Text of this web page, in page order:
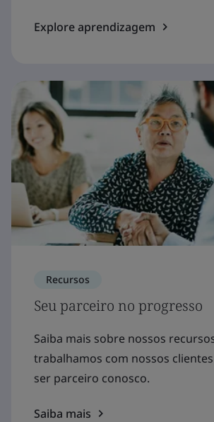
Explore aprendizagem
Recursos
Seu parceiro no progresso
Saiba mais sobre nossos
trabalhamos com nossos
ser parceiro conosco.
Saiba mais